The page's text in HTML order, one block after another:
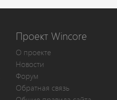
Проект Wincore
О проекте
Новости
Форум
Обратная связь